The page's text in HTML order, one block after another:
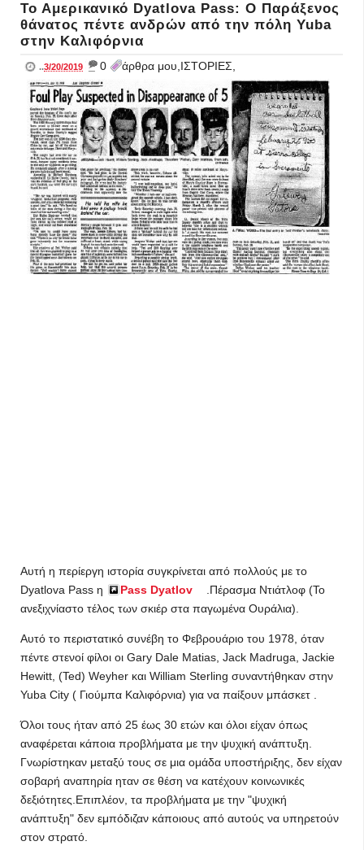
Το Αμερικανικό Dyatlova Pass: Ο Παράξενος
θάνατος πέντε ανδρών από την πόλη Yuba
στην Καλιφόρνια
..3/20/2019 _ 0 άρθρα μου,ΙΣΤΟΡΙΕΣ,
Αυτή η περίεργη ιστορία συγκρίνεται από πολλούς με το
Dyatlova Pass η
Pass Dyatlov
.Πέρασμα Ντιάτλοφ (Το
ανεξιχνίαστο τέλος των σκιέρ στα παγωμένα Ουράλια).
Αυτό το περιστατικό συνέβη το Φεβρουάριο του 1978, όταν
πέντε στενοί φίλοι οι Gary Dale Matias, Jack Madruga, Jackie
Hewitt, (Ted) Weyher και William Sterling συναντήθηκαν στην
Yuba City ( Γιούμπα Καλιφόρνια) για να παίξουν μπάσκετ .
Όλοι τους ήταν από 25 έως 30 ετών και όλοι είχαν όπως
αναφέρεται κάποια προβλήματα με την ψυχική ανάπτυξη.
Γνωρίστηκαν μεταξύ τους σε μια ομάδα υποστήριξης, δεν είχαν
σοβαρή αναπηρία ηταν σε θέση να κατέχουν κοινωνικές
δεξιότητες.Επιπλέον, τα προβλήματα με την "ψυχική
ανάπτυξη" δεν εμπόδιζαν κάποιους από αυτούς να υπηρετούν
στον στρατό.